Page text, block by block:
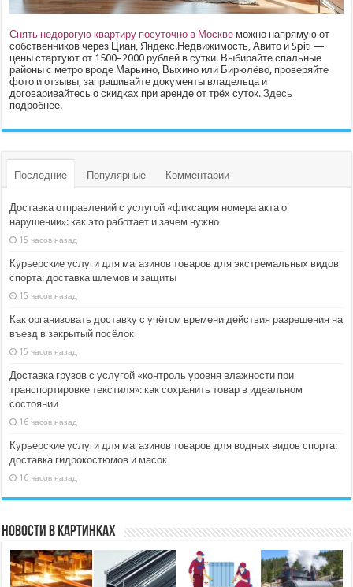
Снять недорогую квартиру посуточно в Москве можно напрямую от
собственников через Циан, Яндекс.Недвижимость, Авито и Spiti —
цены стартуют от 1500–2000 рублей в сутки. Выбирайте спальные
районы с метро вроде Марьино, Выхино или Бирюлёво, проверяйте
фото и отзывы, запрашивайте документы владельца и
договаривайтесь о скидках при аренде от трёх суток.Здесь
подробнее.
Последние Популярные Комментарии
Доставка отправлений с услугой «фиксация номера акта о
нарушении»: как это работает и зачем нужно
15 часов назад
Курьерские услуги для магазинов товаров для экстремальных видов
спорта: доставка шлемов и защиты
15 часов назад
Как организовать доставку с учётом времени действия разрешения на
въезд в закрытый посёлок
15 часов назад
Доставка грузов с услугой «контроль уровня влажности при
транспортировке текстиля»: как сохранить товар в идеальном
состоянии
16 часов назад
Курьерские услуги для магазинов товаров для водных видов спорта:
доставка гидрокостюмов и масок
16 часов назад
Новости в картинках